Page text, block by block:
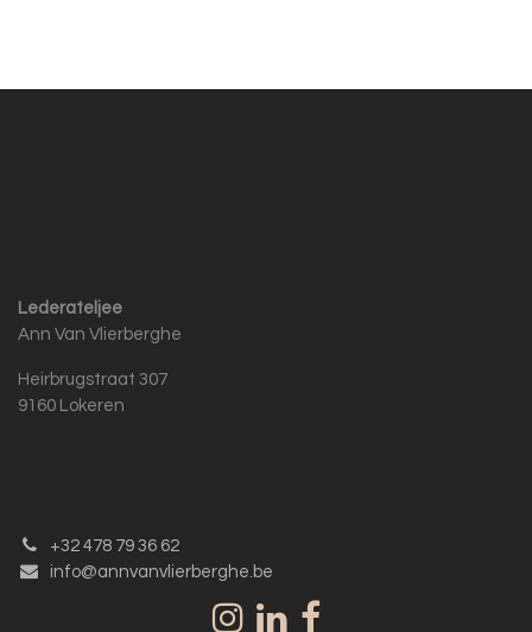
Lederateljee
Ann Van Vlierberghe
Heirbrugstraat 307
9160 Lokeren
+32 478 79 36 62
info@annvanvlierberghe.be